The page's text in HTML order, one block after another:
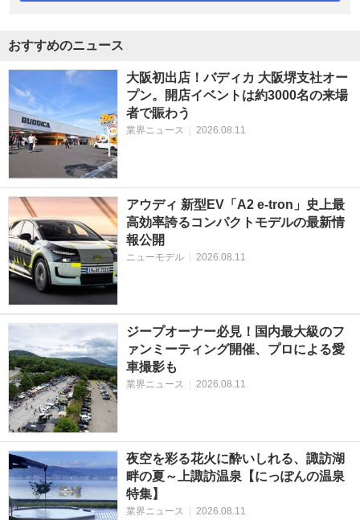
おすすめのニュース
大阪初出店！バディカ 大阪堺支社オー
プン。開店イベントは約3000名の来場
者で賑わう
業界ニュース | 2026.08.11
アウディ 新型EV「A2 e-tron」史上最
高効率誇るコンパクトモデルの最新情
報公開
ニューモデル | 2026.08.11
ジープオーナー必見！国内最大級のフ
ァンミーティング開催、プロによる愛
車撮影も
業界ニュース 2026.08.11
夜空を彩る花火に酔いしれる、諏訪湖
畔の夏～上諏訪温泉【にっぽんの温泉
特集】
業界ニュース 2026.08.11